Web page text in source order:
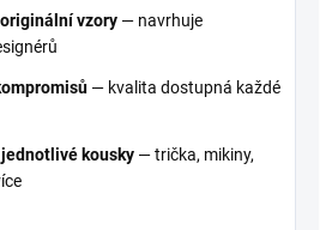
vzory — navrhuje
— kvalita dostupná každé
kousky — trička, mikiny,